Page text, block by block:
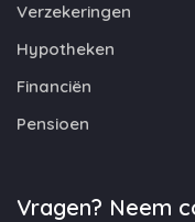
Verzekeringen
Hypotheken
Financiën
Pensioen
Vragen? Neem